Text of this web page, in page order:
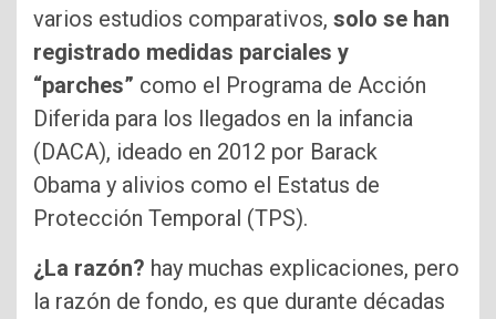
varios estudios comparativos, solo se han
registrado medidas parciales y
“parches” como el Programa de Acción
Diferida para los llegados en la infancia
(DACA), ideado en 2012 por Barack
Obama y alivios como el Estatus de
Protección Temporal (TPS).
¿La razón? hay muchas explicaciones, pero
la razón de fondo, es que durante décadas